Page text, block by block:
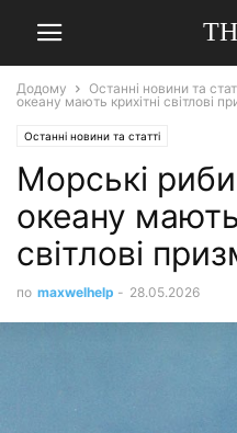
Додому Останні новини та
океану мають крихітні світлові
Останні новини та статті
Морські
океану мають
світлові
по maxwelhelp - 28.05.2026